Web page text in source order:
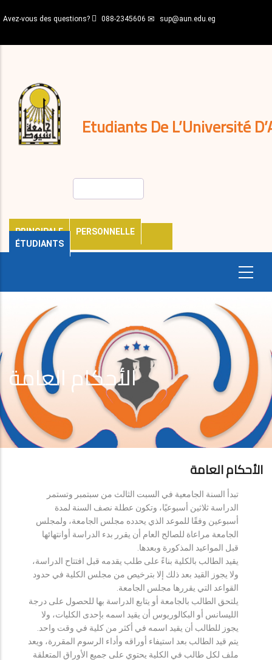
au
principal
Avez-vous des questions? 088-2345606 sup@aun.edu.eg
Etudiants De L’Université
PRINCIPALE
PERSONNELLE
ÉTUDIANTS
décisions
Expatriés
Journal
الأحكام العامة
الأحكام العامة
تبدأ السنة الجامعية في السبت الثالث من سبتمبر وتستمر
الدراسة ثلاثين أسبوعيًا، وتكون عطلة نصف السنة لمدة
أسبوعين وفقًا للموعد الذي يحدده مجلس الجامعة، ولمجلس
الجامعة مراعاة للصالح العام أن يقرر بدء الدراسة أوانتهائها
قبل المواعيد المذكورة وبعدها.
يقيد الطالب بالكلية بناءً على طلب يقدمه قبل افتتاح الدراسة،
ولا يجوز القيد بعد ذلك إلا بترخيص من مجلس الكلية في حدود
القواعد التي يقررها مجلس الجامعة.
يلتحق الطالب بالجامعة أو يتابع الدراسة بها للحصول على درجة
الليسانس أو البكالوريوس أن يقيد اسمه بإحدى الكليات، ولا
يجوز للطالب أن يقيد اسمه في أكثر من كلية في وقت واحد.
يتم قيد الطالب بعد استيفاء أوراقه وأداء الرسوم المقررة، ويعد
ملف لكل طالب في الكلية يحتوي على جميع الأوراق المتعلقة